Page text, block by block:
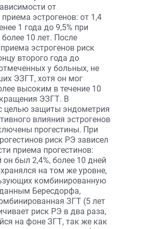
от
эстрогенов: от 1,4
1 года до 9,5% при
10 лет. После
эстрогенов риск
второго года до
у больных, не
ЭЗГТ, хотя он мог
высоким в течение 10
ЭЗГТ. В
целью защиты эндометрия
влияния эстрогенов
прогестины. При
риск РЭ зависел
приема прогестинов:
он был 2,4%, более 10 дней
на том же уровне,
комбинированную
Бересдорфа,
ЗГТ (5 лет
риск РЭ в два раза,
на фоне ЗГТ, так же как